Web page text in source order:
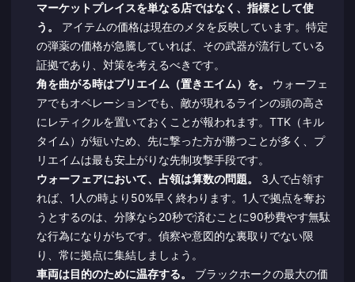
マーケットプレイスを単なる店ではなく、指標として使
う。
アイテムの価格は現在のメタを反映しています。特定
の弾薬の価格が急騰していれば、その武器が流行している
証拠であり、対策を考えるべきです。
角を曲がる時はプリエイム（置きエイム）を。
ウォーフェ
アでもオペレーションでも、敵が現れるラインの頭の高さ
にレティクルを置いておくことが報われます。TTK（キル
タイム）が短いため、先に撃った方が勝つことが多く、プ
リエイムは最も安上がりな先制攻撃手段です。
ウォーフェアにおいて、占領は算数の問題。
3人で占領す
れば、1人の時より50%早く終わります。1人で拠点を奪お
うとするのは、分隊なら20秒で済むことに90秒費やす無駄
な行為になりがちです。偵察や意図的な裏取りでない限
り、常に拠点に集結しましょう。
車両は目的のために温存する。
ブラックホークの最大の価